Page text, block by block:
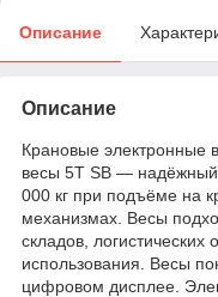
Описание
Описание
Крановые электронные
весы 5T SB — надёжный
000 кг при подъёме на
механизмах. Весы
складов,
использования. Весы
цифровом дисплее.